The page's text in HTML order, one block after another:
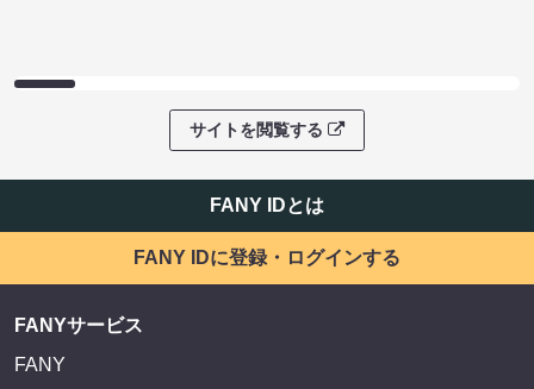
サイトを閲覧する
FANY IDとは
FANY IDに登録・ログインする
FANYサービス
FANY